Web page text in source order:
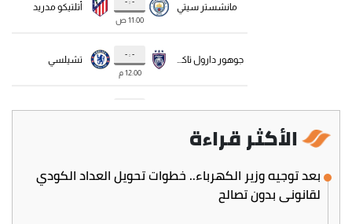
الأكثر قراءة
بعد توجيه وزير الكهرباء.. خطوات تحويل العداد الكودي
لقانوني بدون تصالح